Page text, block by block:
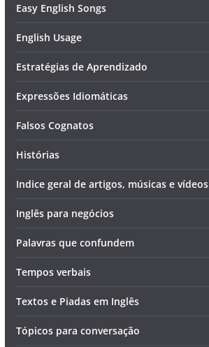
Easy English Songs
English Usage
Estratégias de Aprendizado
Expressões Idiomáticas
Falsos Cognatos
Histórias
Indice geral de artigos, músicas e vídeos
Inglês para negócios
Palavras que confundem
Tempos verbais
Textos e Piadas em Inglês
Tópicos para conversação